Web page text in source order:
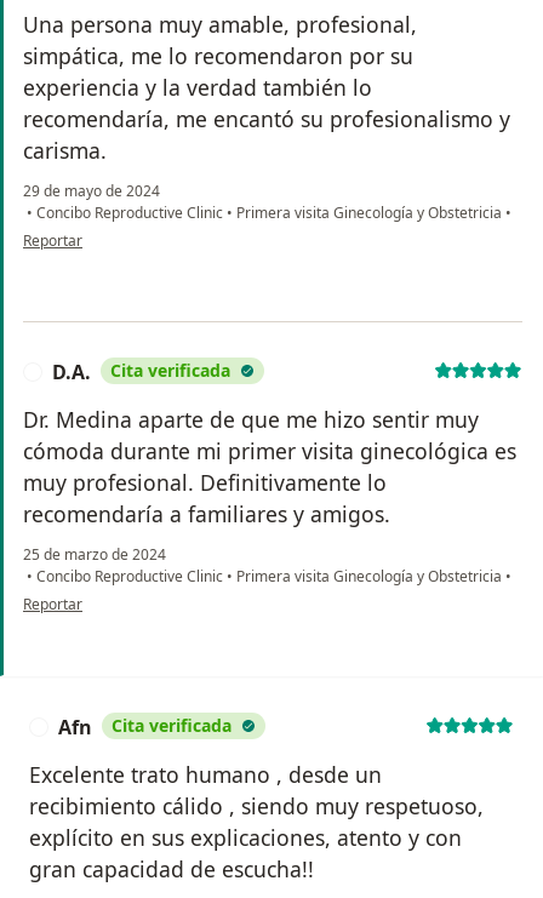
Una persona muy amable, profesional,
simpática, me lo recomendaron por su
experiencia y la verdad también lo
recomendaría, me encantó su profesionalismo y
carisma.
29 de mayo de 2024
• Concibo Reproductive Clinic • Primera visita Ginecología y Obstetricia •
en opinión del usuario Nataly Chavez
Reportar
D.A. Cita verificada
Dr. Medina aparte de que me hizo sentir muy
cómoda durante mi primer visita ginecológica es
muy profesional. Definitivamente lo
recomendaría a familiares y amigos.
25 de marzo de 2024
• Concibo Reproductive Clinic • Primera visita Ginecología y Obstetricia •
en opinión del usuario D.A.
Reportar
Afn Cita verificada
Excelente trato humano , desde un
recibimiento cálido , siendo muy respetuoso,
explícito en sus explicaciones, atento y con
gran capacidad de escucha!!